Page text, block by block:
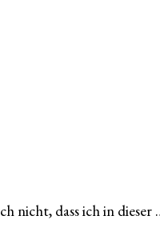
nicht, dass ich in dieser